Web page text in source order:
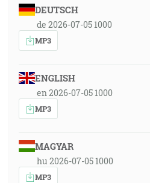
DEUTSCH
de 2026-07-05 1000
MP3
ENGLISH
en 2026-07-05 1000
MP3
MAGYAR
hu 2026-07-05 1000
MP3